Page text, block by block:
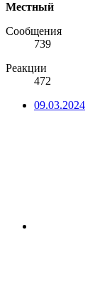
Местный
Сообщения
739
Реакции
472
09.03.2024